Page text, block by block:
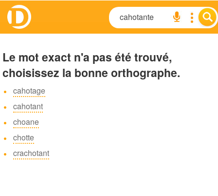
Le mot exact n'a pas été trouvé,
choisissez la bonne orthographe.
cahotage
cahotant
choane
chotte
crachotant